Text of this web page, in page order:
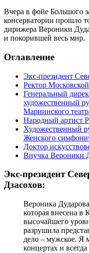
Вчера в фойе Большого
консерватории прошло
дирижера Вероники
и покорившей весь мир.
Оглавление
Экс-президент
Ректор
Генеральный
художественный
Мариинского
Народный артист
Художественный
Женского
Доктор
Внучка Вероники
Экс-президент
Дзасохов:
Вероника
которая внесена в
высочайшего
разрушила
дело – мужское. Я
концертах и